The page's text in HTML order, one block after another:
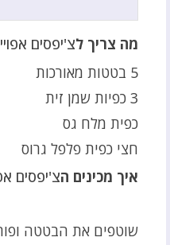
מה צריך לצ'יפסים
5 בטטות מאורכות
3 כפיות שמן זית
כפית מלח גס
חצי כפית פלפל גרוס
איך מכינים הצ'יפסים
שוטפים את הבטטה